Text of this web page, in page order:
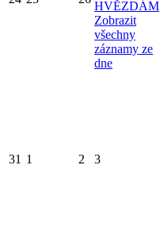
HVĚZDÁM
Zobrazit
všechny
záznamy ze
dne
31 1 2 3